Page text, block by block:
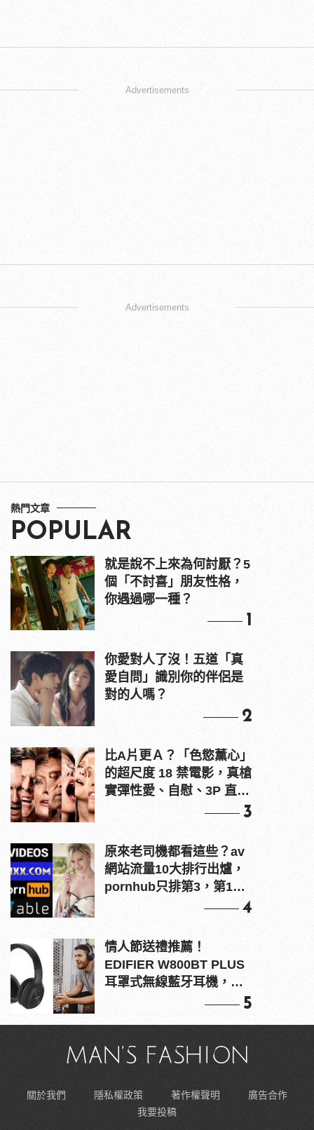
Advertisements
Advertisements
熱門文章
POPULAR
就是說不上來為何討厭？5
個「不討喜」朋友性格，
你遇過哪一種？
1
你愛對人了沒！五道「真
愛自問」識別你的伴侶是
對的人嗎？
2
比A片更Ａ？「色慾薰心」
的超尺度 18 禁電影，真槍
實彈性愛、自慰、3P 直接
3
原來老司機都看這些？av
網站流量10大排行出爐，
pornhub只排第3，第1名
4
情人節送禮推薦！
EDIFIER W800BT PLUS
耳罩式無線藍牙耳機，在
5
關於我們 隱私權政策 著作權聲明
廣告合作
我要投稿